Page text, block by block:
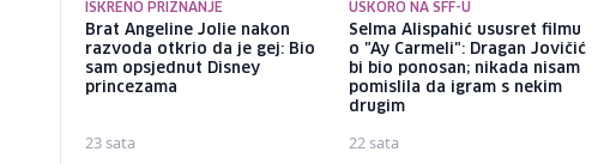
ISKRENO PRIZNANJE
Brat Angeline Jolie nakon
razvoda otkrio da je gej: Bio
sam opsjednut Disney
princezama
23 sata
USKORO NA SFF-U
Selma Alispahić ususret filmu
o "Ay Carmeli": Dragan Jovičić
bi bio ponosan; nikada nisam
pomislila da igram s nekim
drugim
22 sata